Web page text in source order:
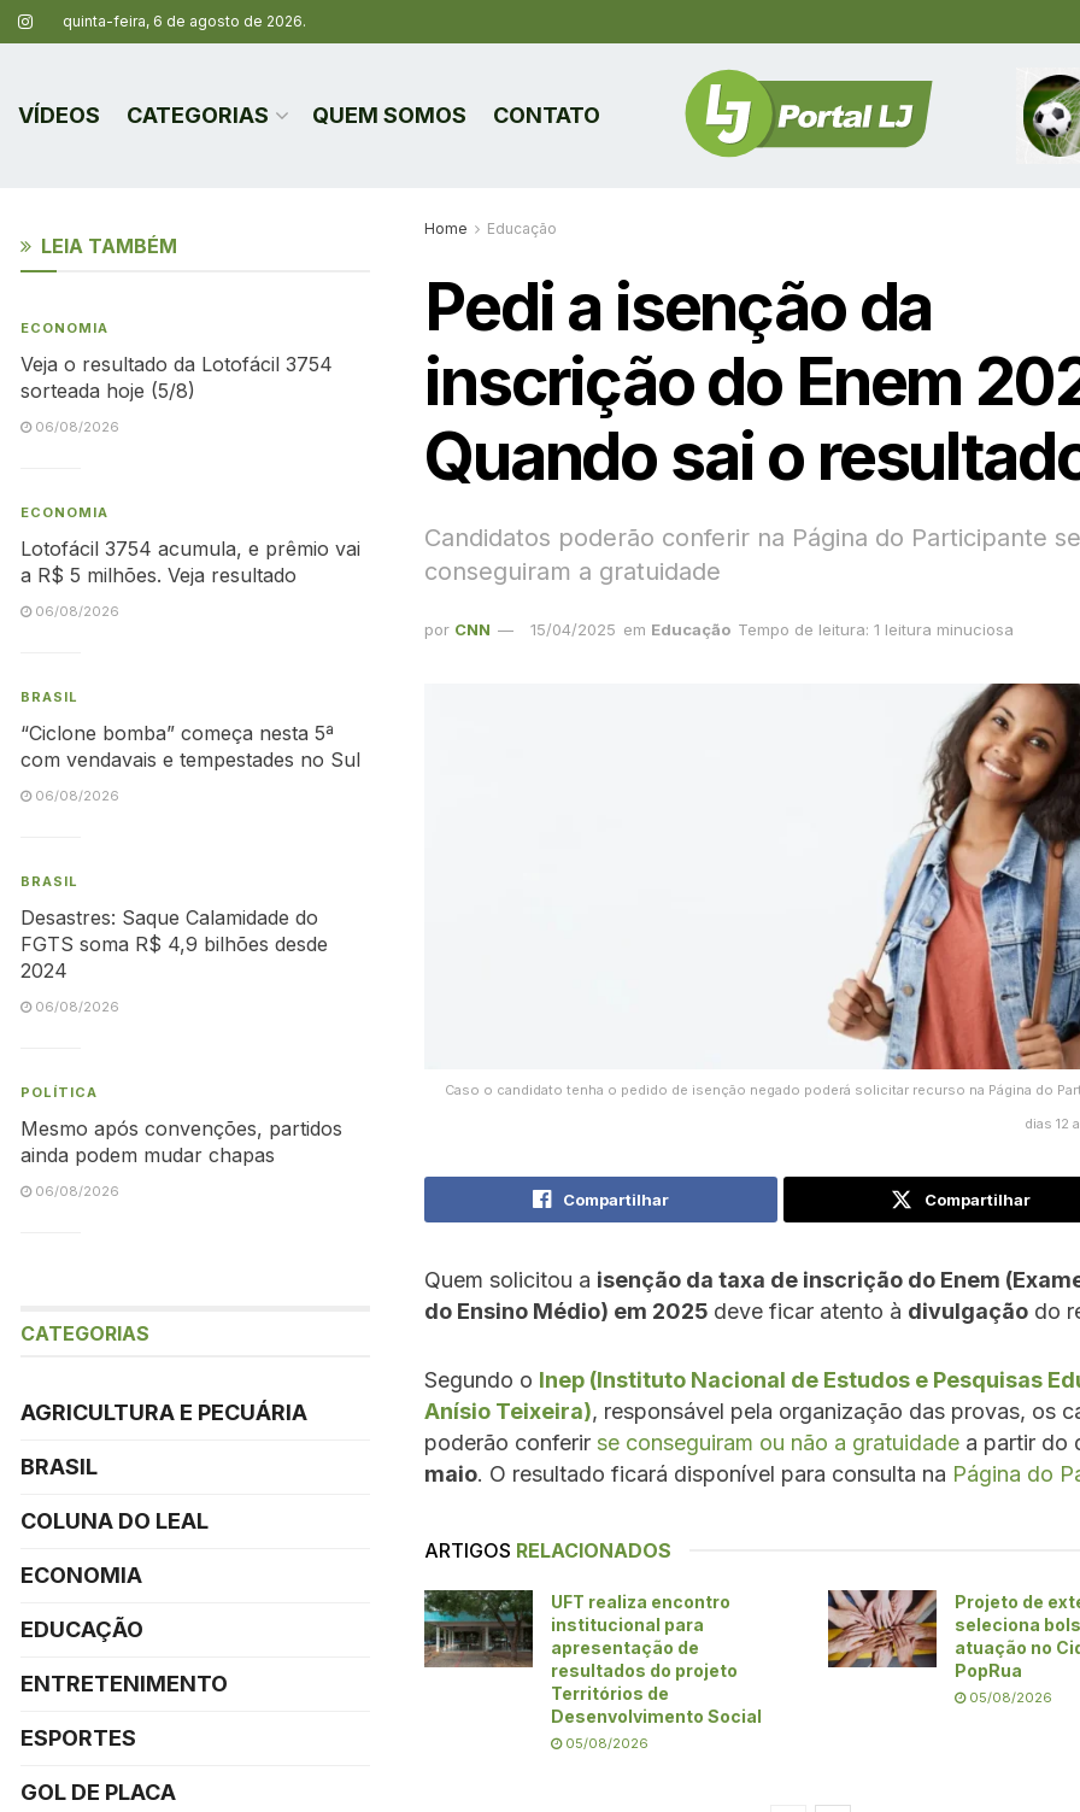
quinta-feira, 6 de agosto de 2026.
VÍDEOS CATEGORIAS QUEM SOMOS CONTATO
Home Educação
Pedi a isenção da
inscrição do Enem
Quando sai o
Candidatos poderão conferir na Página do Participante se
conseguiram a gratuidade
por CNN 15/04/2025 em Educação Tempo de leitura: 1 leitura minuciosa
Caso o candidato tenha o pedido de isenção negado poderá solicitar recurso na Página do
dias 12
Compartilhar Compartilhar
Quem solicitou a isenção da taxa de inscrição do Enem
do Ensino Médio) em 2025 deve ficar atento à divulgação do
Segundo o Inep (Instituto Nacional de Estudos e Pesquisas
Anísio Teixeira), responsável pela organização das provas, os
poderão conferir se conseguiram ou não a gratuidade a partir do
maio. O resultado ficará disponível para consulta na Página do
ARTIGOS RELACIONADOS
UFT realiza encontro
institucional para
apresentação de
resultados do projeto
Territórios de
Desenvolvimento Social
05/08/2026
Projeto de
seleciona
atuação no
PopRua
05/08/2026
LEIA TAMBÉM
ECONOMIA
Veja o resultado da Lotofácil 3754
sorteada hoje (5/8)
06/08/2026
ECONOMIA
Lotofácil 3754 acumula, e prêmio vai
a R$ 5 milhões. Veja resultado
06/08/2026
BRASIL
“Ciclone bomba” começa nesta 5ª
com vendavais e tempestades no Sul
06/08/2026
BRASIL
Desastres: Saque Calamidade do
FGTS soma R$ 4,9 bilhões desde
2024
06/08/2026
POLÍTICA
Mesmo após convenções, partidos
ainda podem mudar chapas
06/08/2026
CATEGORIAS
AGRICULTURA E PECUÁRIA
BRASIL
COLUNA DO LEAL
ECONOMIA
EDUCAÇÃO
ENTRETENIMENTO
ESPORTES
GOL DE PLACA